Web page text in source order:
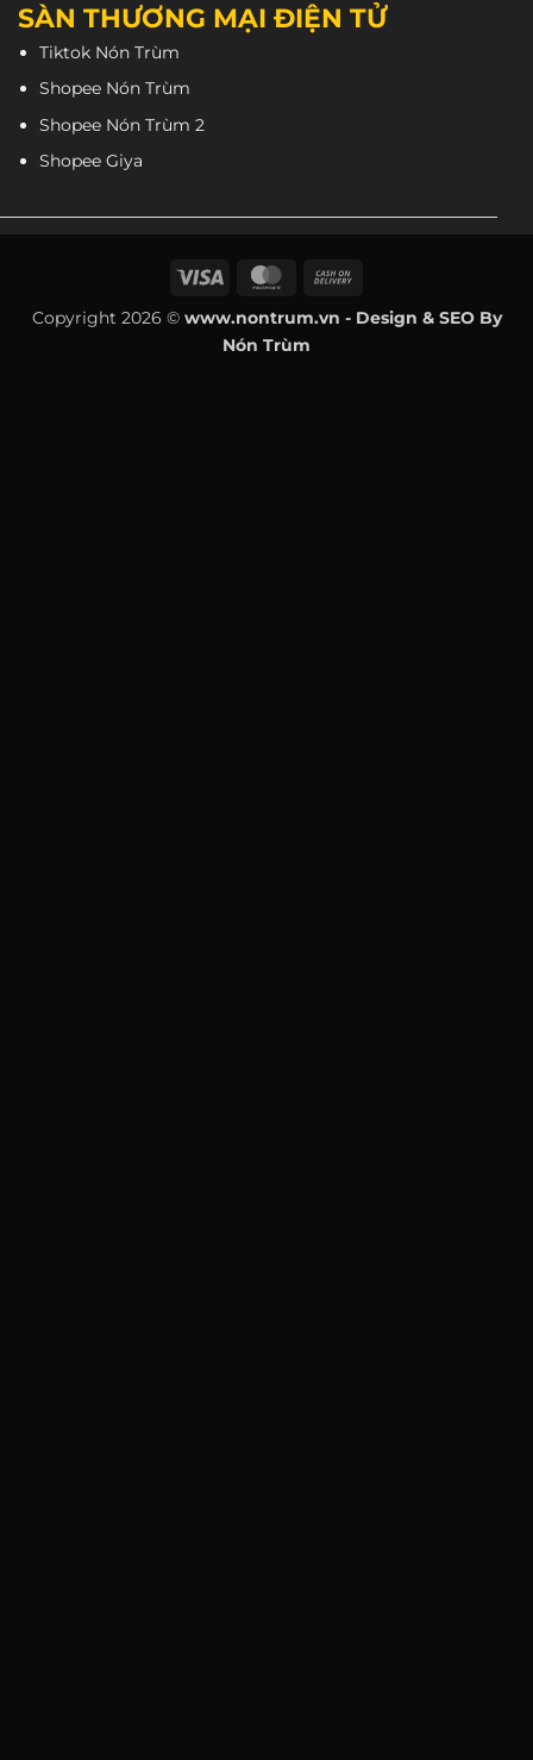
SÀN THƯƠNG MẠI ĐIỆN TỬ
Tiktok Nón Trùm
Shopee Nón Trùm
Shopee Nón Trùm 2
Shopee Giya
Visa MasterCard
Delivery
Copyright 2026 © www.nontrum.vn - Design & SEO By
Nón Trùm